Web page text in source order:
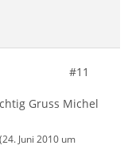
#11
Gruss Michel
(24. Juni 2010 um